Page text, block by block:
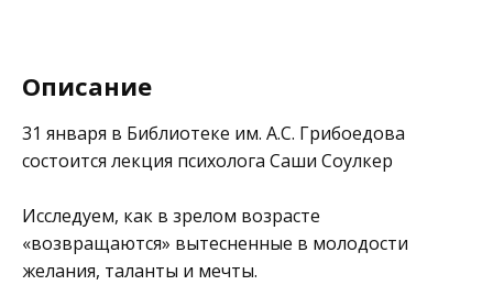
Описание
31 января в Библиотеке им. А.С. Грибоедова
состоится лекция психолога Саши Соулкер
Исследуем, как в зрелом возрасте
«возвращаются» вытесненные в молодости
желания, таланты и мечты.